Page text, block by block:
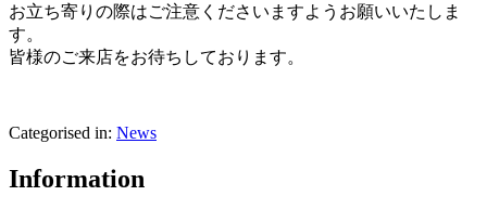
お立ち寄りの際はご注意くださいますようお願いいたしま
す。
皆様のご来店をお待ちしております。
Categorised in: News
Information